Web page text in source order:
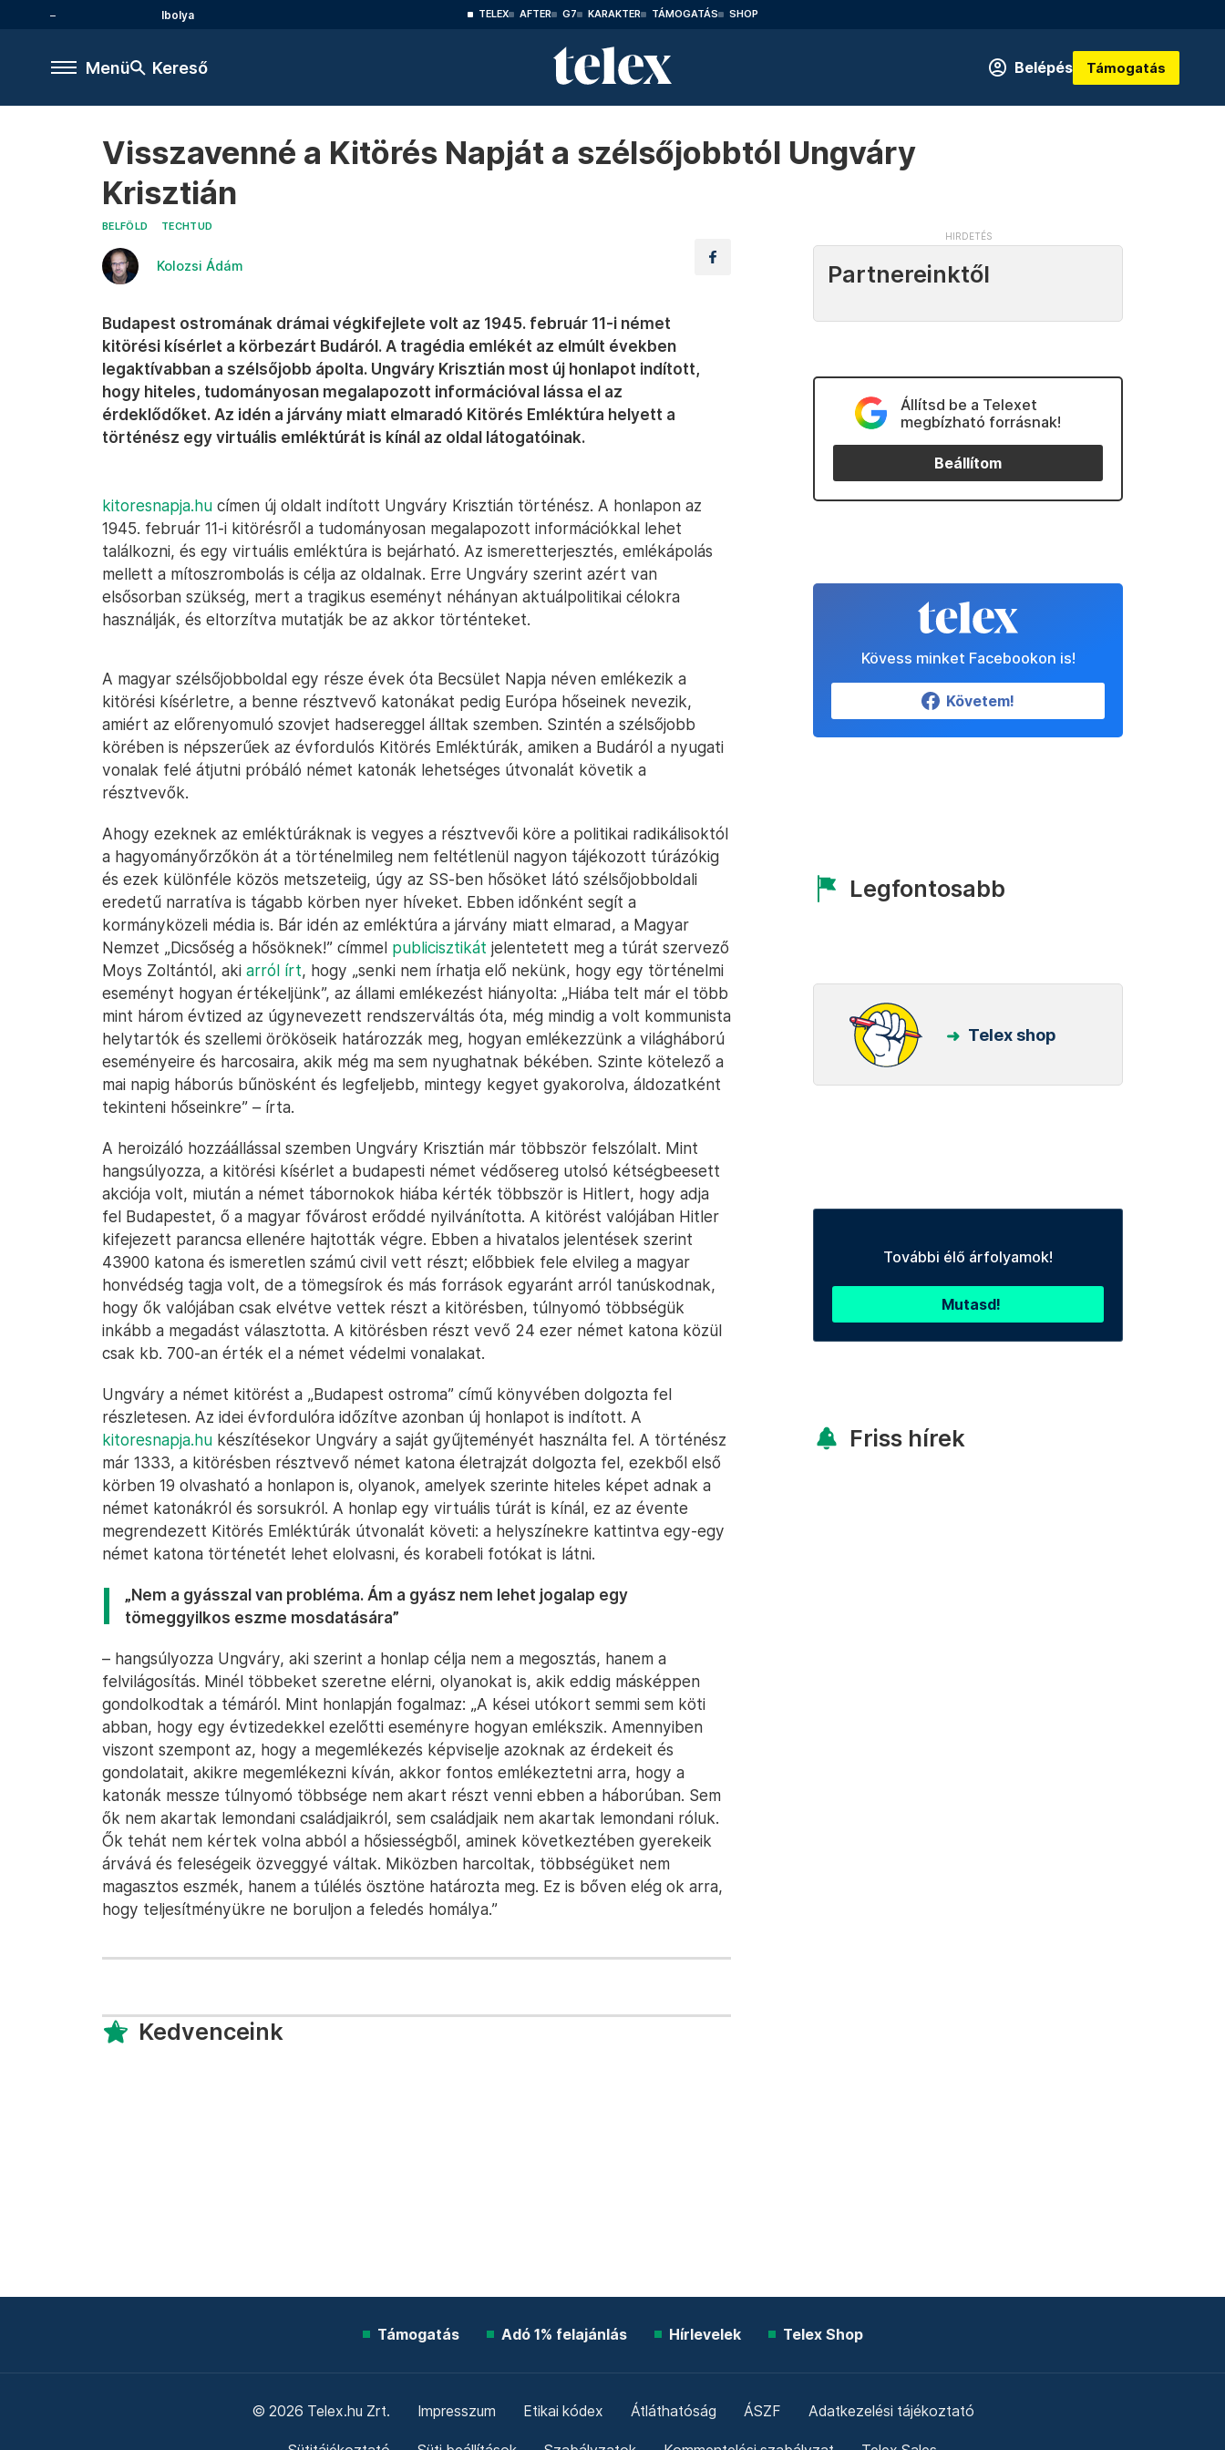
Ibolya TELEX AFTER G7 KARAKTER TÁMOGATÁS SHOP
Menü Kereső Belépés Támogatás
Visszavenné a Kitörés Napját a szélsőjobbtól Ungváry
Krisztián
BELFÖLD TECHTUD
Kolozsi Ádám
Budapest ostromának drámai végkifejlete volt az 1945. február 11-i német
kitörési kísérlet a körbezárt Budáról. A tragédia emlékét az elmúlt években
legaktívabban a szélsőjobb ápolta. Ungváry Krisztián most új honlapot indított,
hogy hiteles, tudományosan megalapozott információval lássa el az
érdeklődőket. Az idén a járvány miatt elmaradó Kitörés Emléktúra helyett a
történész egy virtuális emléktúrát is kínál az oldal látogatóinak.
kitoresnapja.hu címen új oldalt indított Ungváry Krisztián történész. A honlapon az
1945. február 11-i kitörésről a tudományosan megalapozott információkkal lehet
találkozni, és egy virtuális emléktúra is bejárható. Az ismeretterjesztés, emlékápolás
mellett a mítoszrombolás is célja az oldalnak. Erre Ungváry szerint azért van
elsősorban szükség, mert a tragikus eseményt néhányan aktuálpolitikai célokra
használják, és eltorzítva mutatják be az akkor történteket.
A magyar szélsőjobboldal egy része évek óta Becsület Napja néven emlékezik a
kitörési kísérletre, a benne résztvevő katonákat pedig Európa hőseinek nevezik,
amiért az előrenyomuló szovjet hadsereggel álltak szemben. Szintén a szélsőjobb
körében is népszerűek az évfordulós Kitörés Emléktúrák, amiken a Budáról a nyugati
vonalak felé átjutni próbáló német katonák lehetséges útvonalát követik a
résztvevők.
Ahogy ezeknek az emléktúráknak is vegyes a résztvevői köre a politikai radikálisoktól
a hagyományőrzőkön át a történelmileg nem feltétlenül nagyon tájékozott túrázókig
és ezek különféle közös metszeteiig, úgy az SS-ben hősöket látó szélsőjobboldali
eredetű narratíva is tágabb körben nyer híveket. Ebben időnként segít a
kormányközeli média is. Bár idén az emléktúra a járvány miatt elmarad, a Magyar
Nemzet „Dicsőség a hősöknek!” címmel publicisztikát jelentetett meg a túrát szervező
Moys Zoltántól, aki arról írt, hogy „senki nem írhatja elő nekünk, hogy egy történelmi
eseményt hogyan értékeljünk”, az állami emlékezést hiányolta: „Hiába telt már el több
mint három évtized az úgynevezett rendszerváltás óta, még mindig a volt kommunista
helytartók és szellemi örököseik határozzák meg, hogyan emlékezzünk a világháború
eseményeire és harcosaira, akik még ma sem nyughatnak békében. Szinte kötelező a
mai napig háborús bűnösként és legfeljebb, mintegy kegyet gyakorolva, áldozatként
tekinteni hőseinkre” – írta.
A heroizáló hozzáállással szemben Ungváry Krisztián már többször felszólalt. Mint
hangsúlyozza, a kitörési kísérlet a budapesti német védősereg utolsó kétségbeesett
akciója volt, miután a német tábornokok hiába kérték többször is Hitlert, hogy adja
fel Budapestet, ő a magyar fővárost erőddé nyilvánította. A kitörést valójában Hitler
kifejezett parancsa ellenére hajtották végre. Ebben a hivatalos jelentések szerint
43900 katona és ismeretlen számú civil vett részt; előbbiek fele elvileg a magyar
honvédség tagja volt, de a tömegsírok és más források egyaránt arról tanúskodnak,
hogy ők valójában csak elvétve vettek részt a kitörésben, túlnyomó többségük
inkább a megadást választotta. A kitörésben részt vevő 24 ezer német katona közül
csak kb. 700-an érték el a német védelmi vonalakat.
Ungváry a német kitörést a „Budapest ostroma” című könyvében dolgozta fel
részletesen. Az idei évfordulóra időzítve azonban új honlapot is indított. A
kitoresnapja.hu készítésekor Ungváry a saját gyűjteményét használta fel. A történész
már 1333, a kitörésben résztvevő német katona életrajzát dolgozta fel, ezekből első
körben 19 olvasható a honlapon is, olyanok, amelyek szerinte hiteles képet adnak a
német katonákról és sorsukról. A honlap egy virtuális túrát is kínál, ez az évente
megrendezett Kitörés Emléktúrák útvonalát követi: a helyszínekre kattintva egy-egy
német katona történetét lehet elolvasni, és korabeli fotókat is látni.
„Nem a gyásszal van probléma. Ám a gyász nem lehet jogalap egy
tömeggyilkos eszme mosdatására”
– hangsúlyozza Ungváry, aki szerint a honlap célja nem a megosztás, hanem a
felvilágosítás. Minél többeket szeretne elérni, olyanokat is, akik eddig másképpen
gondolkodtak a témáról. Mint honlapján fogalmaz: „A kései utókort semmi sem köti
abban, hogy egy évtizedekkel ezelőtti eseményre hogyan emlékszik. Amennyiben
viszont szempont az, hogy a megemlékezés képviselje azoknak az érdekeit és
gondolatait, akikre megemlékezni kíván, akkor fontos emlékeztetni arra, hogy a
katonák messze túlnyomó többsége nem akart részt venni ebben a háborúban. Sem
ők nem akartak lemondani családjaikról, sem családjaik nem akartak lemondani róluk.
Ők tehát nem kértek volna abból a hősiességből, aminek következtében gyerekeik
árvává és feleségeik özveggyé váltak. Miközben harcoltak, többségüket nem
magasztos eszmék, hanem a túlélés ösztöne határozta meg. Ez is bőven elég ok arra,
hogy teljesítményükre ne boruljon a feledés homálya.”
Kedvenceink
Partnereinktől
Állítsd be a Telexet
megbízható forrásnak!
Beállítom
Kövess minket Facebookon is!
Követem!
Legfontosabb
Telex shop
További élő árfolyamok!
Mutasd!
Friss hírek
Támogatás Adó 1% felajánlás Hírlevelek Telex Shop
© 2026 Telex.hu Zrt. Impresszum Etikai kódex Átláthatóság ÁSZF Adatkezelési tájékoztató